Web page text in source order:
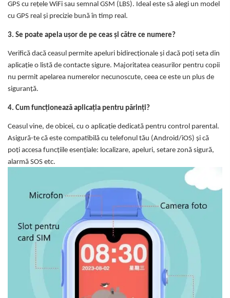
GPS cu rețele WiFi sau semnal GSM (LBS). Ideal este să alegi un model
cu GPS real și precizie bună în timp real.
3. Se poate apela ușor de pe ceas și către ce numere?
Verifică dacă ceasul permite apeluri bidirecționale și dacă poți seta din
aplicație o listă de contacte sigure. Majoritatea ceasurilor pentru copii
nu permit apelarea numerelor necunoscute, ceea ce este un plus de
siguranță.
4. Cum funcționează aplicația pentru părinți?
Ceasul vine, de obicei, cu o aplicație dedicată pentru control parental.
Asigură-te că este compatibilă cu telefonul tău (Android/iOS) și că
poți accesa funcțiile esențiale: localizare, apeluri, setare zonă sigură,
alarmă SOS etc.